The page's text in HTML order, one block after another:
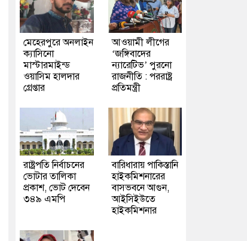
মেহেরপুরে অনলাইন
ক্যাসিনো
মাস্টারমাইন্ড
ওয়াসিম হালদার
গ্রেপ্তার
আওয়ামী লীগের
‘জঙ্গিবাদের
ন্যারেটিভ’ পুরনো
রাজনীতি : পররাষ্ট্র
প্রতিমন্ত্রী
রাষ্ট্রপতি নির্বাচনের
ভোটার তালিকা
প্রকাশ, ভোট দেবেন
৩৪৯ এমপি
বারিধারায় পাকিস্তানি
হাইকমিশনারের
বাসভবনে আগুন,
আইসিইউতে
হাইকমিশনার